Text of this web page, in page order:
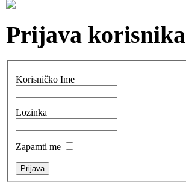
Prijava korisnika
Korisničko Ime
Lozinka
Zapamti me